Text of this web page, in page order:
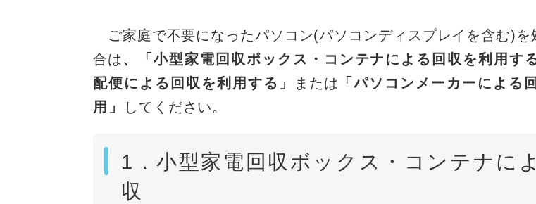
ご家庭で不要になったパソコン(パソコンディスプレイを含む)を
合は 、「小型家電回収ボックス・コンテナによる回収を利用する
配便による回収を利用する」
または
「パソコンメーカーによる
用」
してください。
1．小型家電回収ボックス・コンテナに
収